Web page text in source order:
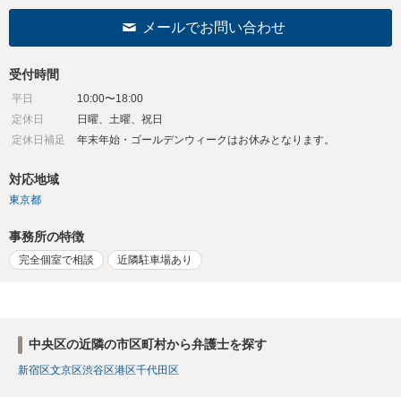
メールでお問い合わせ
受付時間
平日
10:00〜18:00
定休日
日曜、土曜、祝日
定休日補足
年末年始・ゴールデンウィークはお休みとなります。
対応地域
東京都
事務所の特徴
完全個室で相談 近隣駐車場あり
中央区の近隣の市区町村から弁護士を探す
新宿区文京区渋谷区港区千代田区